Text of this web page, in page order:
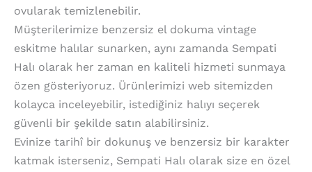
ovularak temizlenebilir.
Müşterilerimize benzersiz el dokuma vintage
eskitme halılar sunarken, aynı zamanda Sempati
Halı olarak her zaman en kaliteli hizmeti sunmaya
özen gösteriyoruz. Ürünlerimizi web sitemizden
kolayca inceleyebilir, istediğiniz halıyı seçerek
güvenli bir şekilde satın alabilirsiniz.
Evinize tarihî bir dokunuş ve benzersiz bir karakter
katmak isterseniz, Sempati Halı olarak size en özel